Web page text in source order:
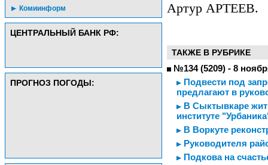
Комиинформ
ЦЕНТРАЛЬНЫЙ БАНК РФ:
ПРОГНОЗ ПОГОДЫ:
Артур АРТЕЕВ.
ТАКЖЕ В РУБРИКЕ
№134 (5209) - 8
Подвести под
предлагают в
В Сыктывкаре
институте
В Воркуте
Руководителя
Подкова на